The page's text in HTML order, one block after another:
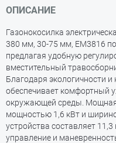
ОПИСАНИЕ
Газонокосилка
380 мм, 30-75 мм, EM3816
предлагая удобную
вместительный
Благодаря экологичности
обеспечивает комфортный
окружающей среды. Мощная
мощностью 1,6 кВт и
устройства составляет
управление и